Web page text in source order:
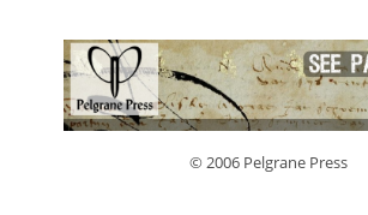
© 2006 Pelgrane Press